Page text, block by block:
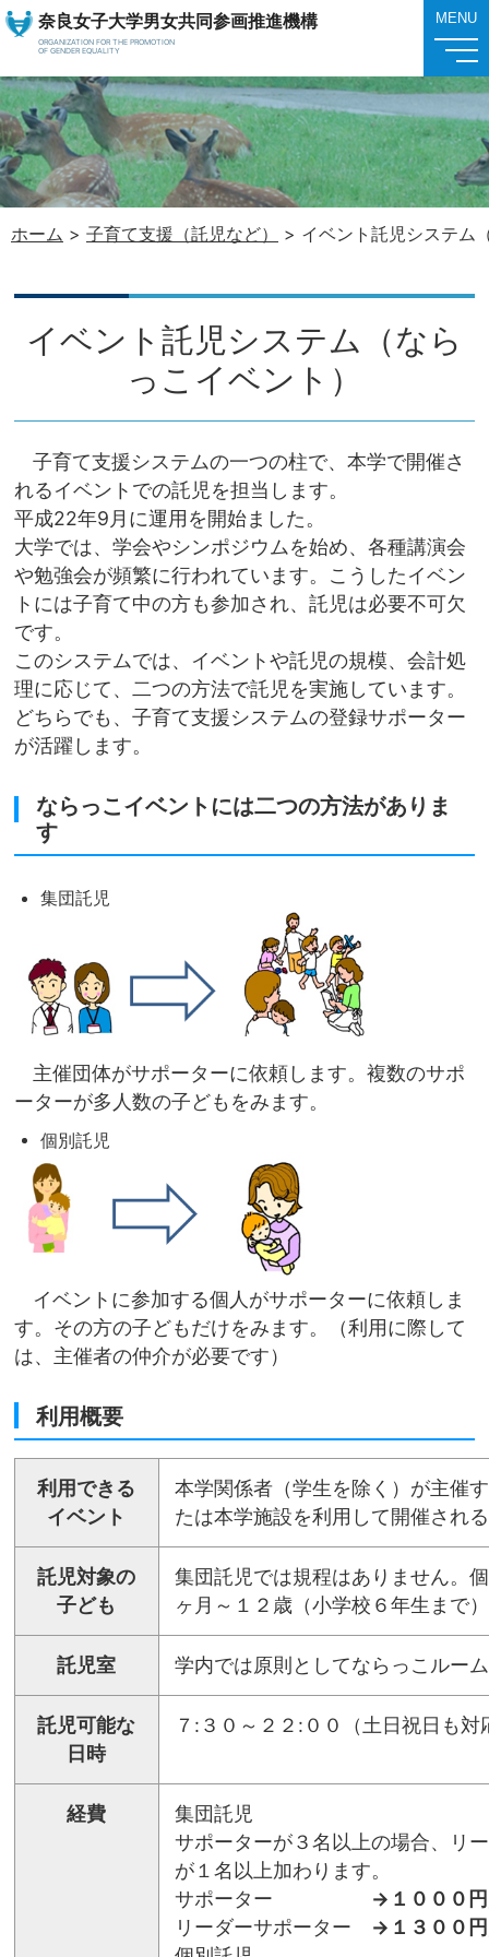
奈良女子大学男女共同参画推進機構
ORGANIZATION FOR THE PROMOTION
OF GENDER EQUALITY
MENU
ホーム > 子育て支援（託児など） > イベント託児システム
イベント託児システム（なら
っこイベント）
子育て支援システムの一つの柱で、本学で開催さ
れるイベントでの託児を担当します。
平成22年9月に運用を開始ました。
大学では、学会やシンポジウムを始め、各種講演会
や勉強会が頻繁に行われています。こうしたイベン
トには子育て中の方も参加され、託児は必要不可欠
です。
このシステムでは、イベントや託児の規模、会計処
理に応じて、二つの方法で託児を実施しています。
どちらでも、子育て支援システムの登録サポーター
が活躍します。
ならっこイベントには二つの方法がありま
す
集団託児
主催団体がサポーターに依頼します。複数のサポ
ーターが多人数の子どもをみます。
個別託児
イベントに参加する個人がサポーターに依頼しま
す。その方の子どもだけをみます。（利用に際して
は、主催者の仲介が必要です）
利用概要
利用できる
イベント
本学関係者（学生を除く）が主催
たは本学施設を利用して開催され
託児対象の
子ども
集団託児では規程はありません。
ヶ月～１２歳（小学校６年生まで）
託児室 学内では原則としてならっこルー
託児可能な
日時
７:３０～２２:００（土日祝日も対
経費
集団託児
サポーターが３名以上の場合、リ
が１名以上加わります。
サポーター
→１０００
リーダーサポーター
→１３００